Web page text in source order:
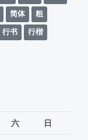
简体
粗
行书
行楷
六 日